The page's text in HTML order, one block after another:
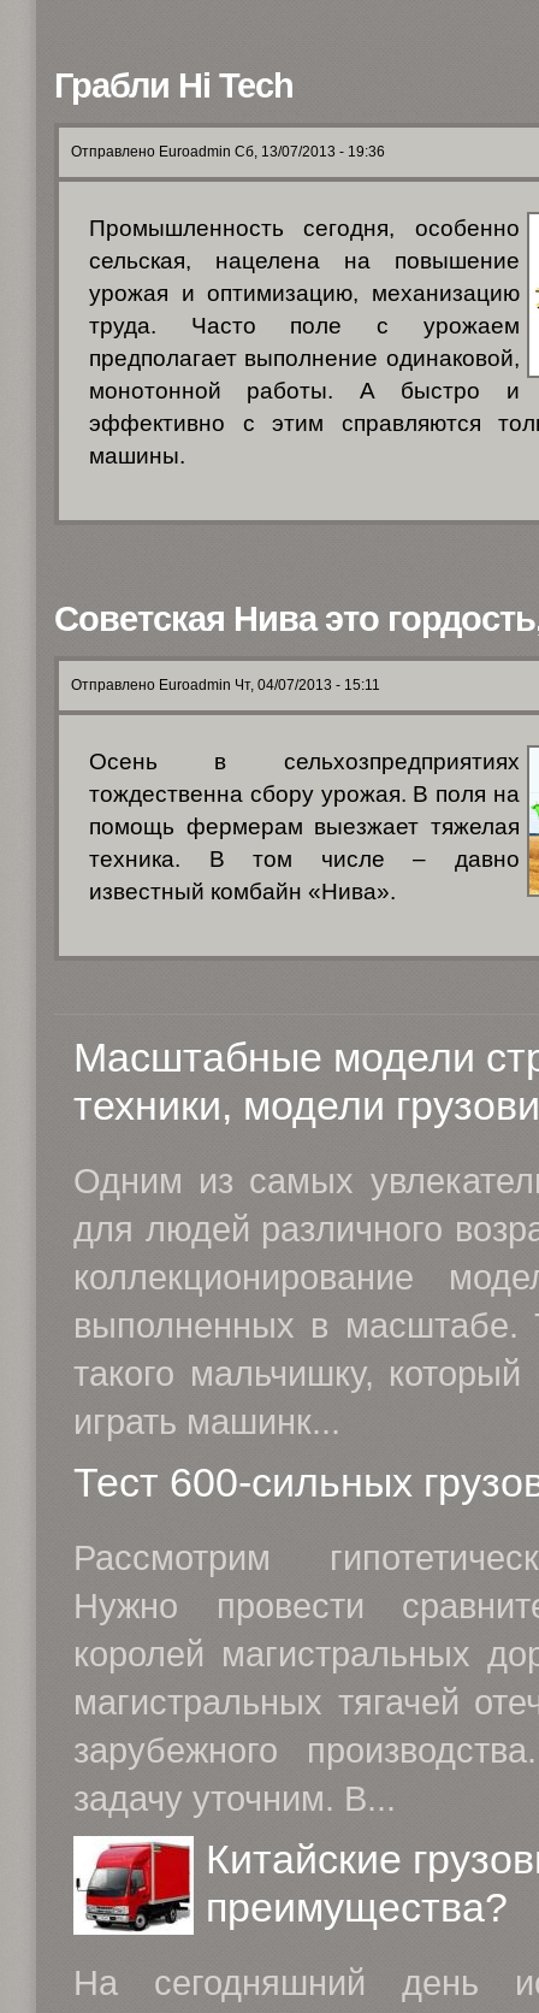
Грабли Hi Tech
Отправлено Euroadmin Сб, 13/07/2013 - 19:36
Промышленность сегодня, особенно
сельская, нацелена на повышение
урожая и оптимизацию, механизацию
труда. Часто поле с урожаем
предполагает выполнение одинаковой,
монотонной работы. А быстро и
эффективно с этим справляются
машины.
Советская Нива это
Отправлено Euroadmin Чт, 04/07/2013 - 15:11
Осень в сельхозпредприятиях
тождественна сбору урожая. В поля на
помощь фермерам выезжает тяжелая
техника. В том числе – давно
известный комбайн «Нива».
Масштабные модели
техники, модели
Одним из самых
для людей различного
коллекционирование
выполненных в масштабе.
такого мальчишку,
играть машинк...
Тест 600-сильных
Рассмотрим
Нужно провести
королей магистральных
магистральных тягачей
зарубежного
задачу уточним. В...
Китайские
преимущества?
На сегодняшний день